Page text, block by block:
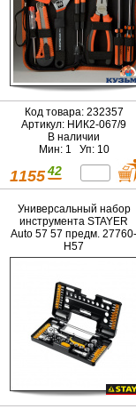
Код товара: 232357
Артикул: НИК2-067/9
В наличии
Мин: 1 Уп: 10
1155 42
Универсальный набор
инструмента STAYER
Auto 57 57 предм. 27760-
H57